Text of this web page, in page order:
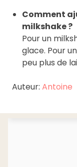
Comment
milkshake ?
Pour un
glace. Pour
peu plus de
Auteur: Antoine